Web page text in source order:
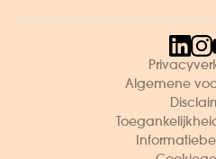
Algemene